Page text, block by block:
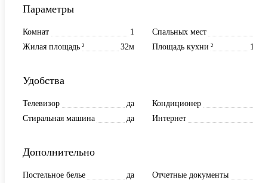
Параметры
Комнат 1 Спальных мест
Жилая площадь
32м
² Площадь кухни ²
Удобства
Телевизор да Кондиционер
Стиральная машина
да Интернет
Дополнительно
Постельное белье да Отчетные документы